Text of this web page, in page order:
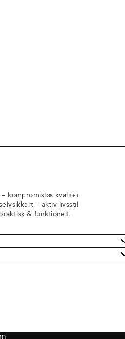
kompromisløs kvalitet
– aktiv livsstil
& funktionelt.